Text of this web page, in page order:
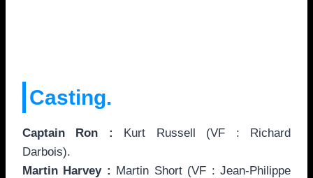
Casting.
Captain Ron : Kurt Russell (VF : Richard
Darbois).
Martin Harvey : Martin Short (VF : Jean-Philippe